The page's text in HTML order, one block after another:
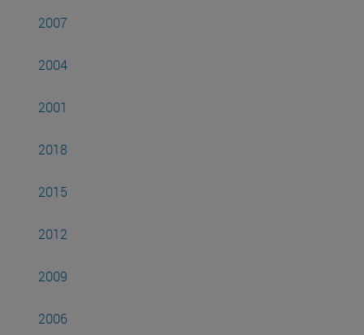
2007
2004
2001
2018
2015
2012
2009
2006